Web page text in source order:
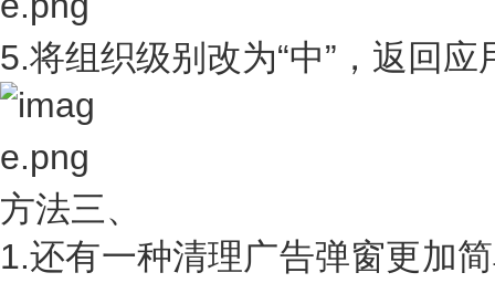
5.将组织级别改为“中”，返回应
方法三、
1.还有一种清理广告弹窗更加